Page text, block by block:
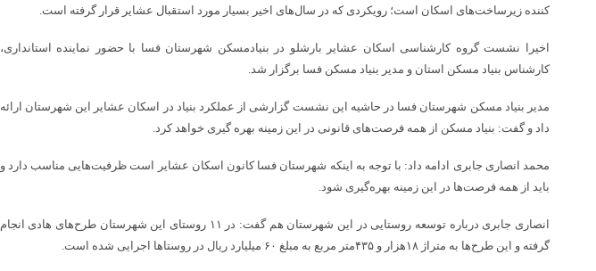
کننده زیرساخت‌های اسکان است؛ رویکردی که در سال‌های اخیر بسیار مورد استقبال عشایر قرار گرفته است.
اخیرا نشست گروه کارشناسی اسکان عشایر بارشلو در بنیادمسکن شهرستان فسا با حضور نماینده استانداری،
کارشناس بنیاد مسکن استان و مدیر بنیاد مسکن‌ فسا برگزار شد.
مدیر بنیاد مسکن شهرستان فسا در حاشیه این نشست گزارشی از عملکرد بنیاد در اسکان عشایر این شهرستان ارائه
داد و گفت: بنیاد مسکن از همه فرصت‌های قانونی در این زمینه بهره گیری خواهد کرد.
محمد انصاری جابری ادامه داد: با توجه به اینکه شهرستان فسا کانون اسکان عشایر است ظرفیت‌هایی مناسب دارد و
باید از همه فرصت‌ها در این زمینه بهره‌گیری شود.
انصاری جابری درباره توسعه روستایی در این شهرستان هم گفت: در ۱۱ روستای این شهرستان طرح‌های هادی انجام
گرفته و این طرح‌ها به متراژ ۱۸هزار و ۴۳۵متر مربع به مبلغ ۶۰ میلیارد ریال در روستاها اجرایی شده است.